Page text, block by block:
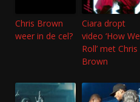
Chris Brown
weer in de cel?
Ciara dropt
video ‘How We
Roll’ met Chris
Brown